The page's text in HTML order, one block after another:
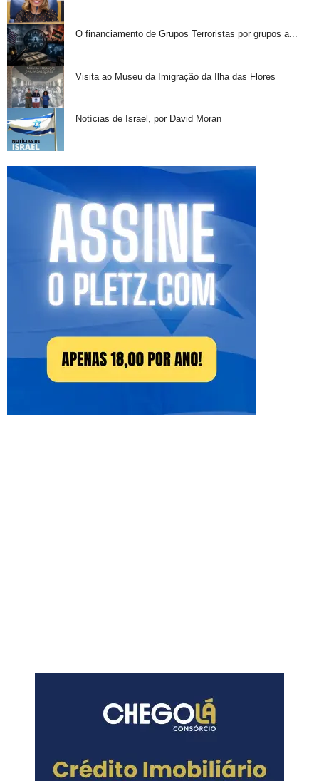
O financiamento de Grupos Terroristas por grupos a...
Visita ao Museu da Imigração da Ilha das Flores
Notícias de Israel, por David Moran